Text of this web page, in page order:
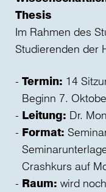
Thesis
Im Rahmen des
Studierenden der
Termin: 14
Beginn 7.
Leitung: Dr.
Format:
Crashkurs auf
Raum: wird